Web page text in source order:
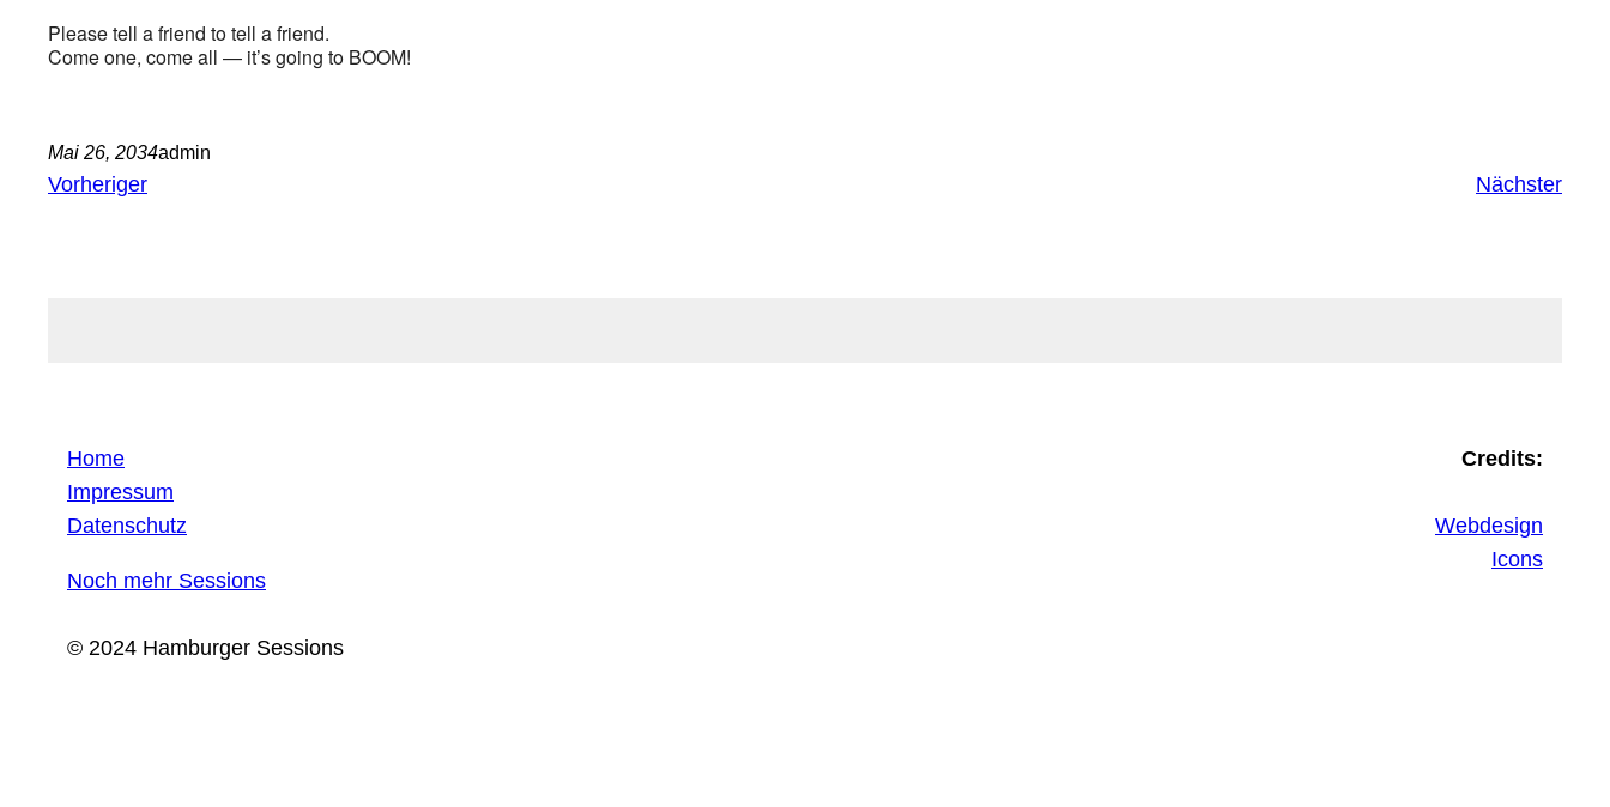
Please tell a friend to tell a friend.
Come one, come all — it’s going to BOOM!
Mai 26, 2034admin
Vorheriger Nächster
Home
Impressum
Datenschutz
Noch mehr Sessions
© 2024 Hamburger Sessions
Credits:
Webdesign
Icons